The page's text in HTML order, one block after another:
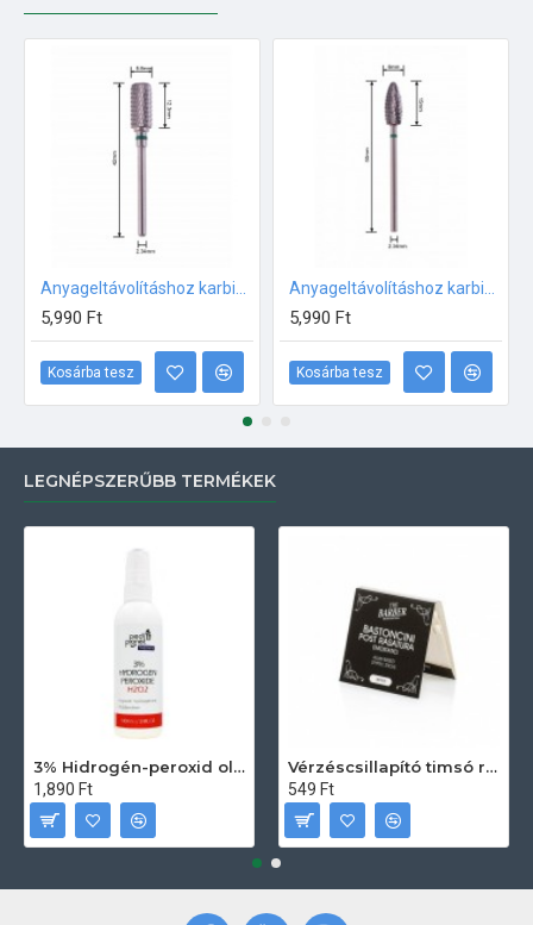
5,990 Ft
Kosárba tesz
5,990 Ft
Kosárba tesz
LEGNÉPSZERŰBB TERMÉKEK
3% Hidrogén-peroxid oldat (sebfertőtlenítő) 100ml
1,890 Ft
Vérzéscsillapító timsó rúd 20db
549 Ft